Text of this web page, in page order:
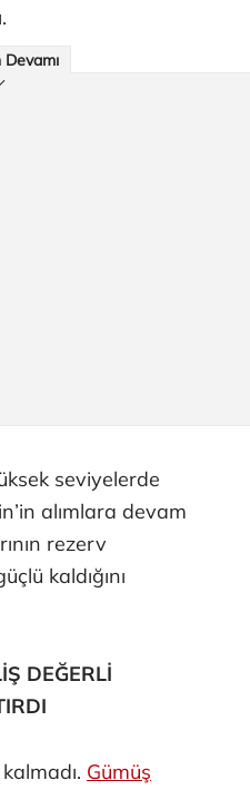
seviyelerde
alımlara devam
rezerv
kaldığını
DEĞERLİ
Gümüş